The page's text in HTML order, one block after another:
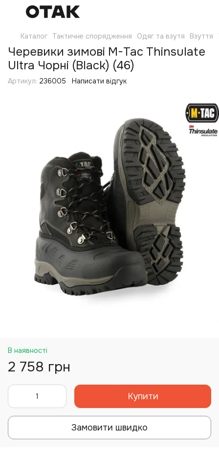
Каталог Тактичне спорядження Одяг та взутя Взуття
Черевики зимові M-Tac Thinsulate
Ultra Чорні (Black) (46)
Артикул: 236005 Написати відгук
В наявності
2 758 грн
Купити
Замовити швидко